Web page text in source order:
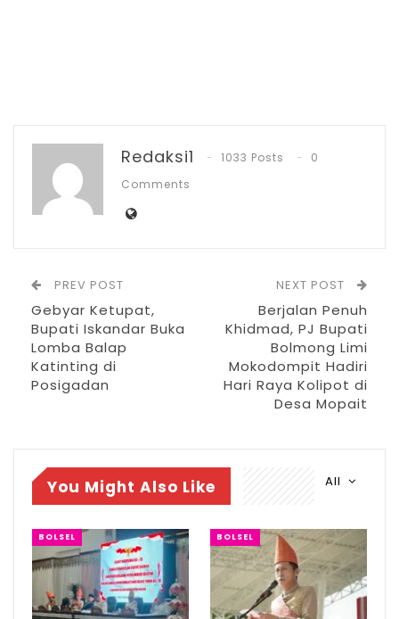
terima kasih dan memberikan apresiasi
kepada pemuda Desa Motabang yang
telah menyelenggarakan kegiatan
RELATED POSTS
DPRD Gelar Paripurna HUT ke-18
Kabupaten Bolsel
Jul 21, 2026
HUT Bolsel ke-18, Bupati Paparkan Prestasi
DPRD Bolsel Setujui Ranperda
Pertanggungjawaban…
Limi mengajak untuk menjadikan momen itu
sebagai pembuka lembaran baru dengan
Redaksi1 1033 Posts
0
Comments
PREV POST
Gebyar Ketupat,
Bupati Iskandar Buka
Lomba Balap
Katinting di
Posigadan
NEXT POST
Berjalan Penuh
Khidmad, PJ Bupati
Bolmong Limi
Mokodompit Hadiri
Hari Raya Kolipot di
Desa Mopait
All
You Might Also Like
BOLSEL BOLSEL